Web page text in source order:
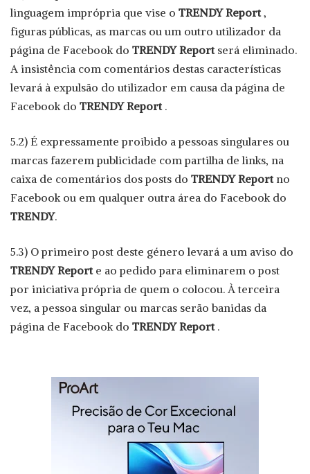
linguagem imprópria que vise o TRENDY Report,
figuras públicas, as marcas ou um outro utilizador da
página de Facebook do TRENDY Report será eliminado.
A insistência com comentários destas características
levará à expulsão do utilizador em causa da página de
Facebook do TRENDY Report .
5.2) É expressamente proibido a pessoas singulares ou
marcas fazerem publicidade com partilha de links, na
caixa de comentários dos posts do TRENDY Reportno
Facebook ou em qualquer outra área do Facebook do
TRENDY.
5.3) O primeiro post deste género levará a um aviso do
TRENDY Report e ao pedido para eliminarem o post
por iniciativa própria de quem o colocou. À terceira
vez, a pessoa singular ou marcas serão banidas da
página de Facebook do TRENDY Report .